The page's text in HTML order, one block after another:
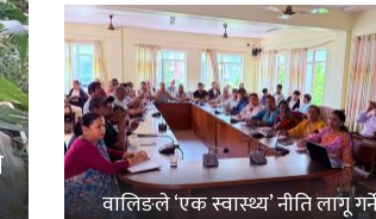
वालिङले ‘एक स्वास्थ्य’ नीति लागू